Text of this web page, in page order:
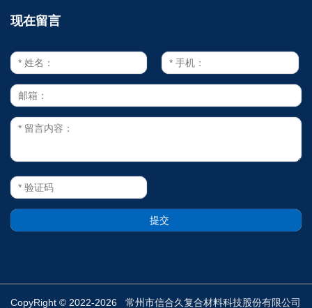
现在留言
CopyRight © 2022-2026 常州市信合久复合材料科技股份有限公司